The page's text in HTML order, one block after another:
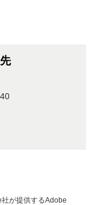
が提供するAdobe